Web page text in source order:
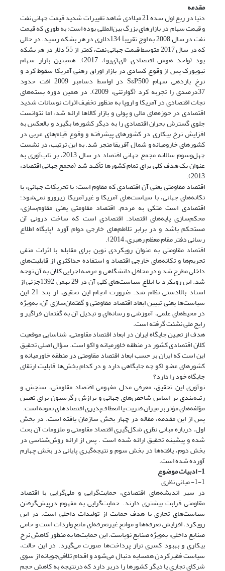
مقدمه
دنیا در ربع اول سده 21 میلادی شاهد تغییرات شدید قیمت جهانی نفت
و قیمت سهام در بازارهای بزرگ بین‌المللی بوده است؛ به طوری که قیمت
نفت در سال 2008 به اوج تقریباً 134‌دلاری در هر بشکه رسید. در حالی
که در سال 2017 متوسط قیمت جهانی نفت، کمتر از 55 دلار در هر بشکه
بود (واحد هوش اقتصادی (ای‌آی‌یو)، 2017). همچنین بازار سهام
نیویورک پس از وقوع کسادی در بازار اوراق رهنی آمریکا سقوط کرد و
نرخ بازدهی سهام S&P500 در اواسط دسامبر 2009 افت حدود
37‌درصدی را تجربه کرد (گوارتنی، 2009). در همین دوره بسته‌های
نجات اقتصادی در آمریکا و اروپا به منظور تخفیف اثرات نوسانات شدید
اقتصادی در حوزه‌های مالی و پولی و بازار کالاها ارائه شد، اما نتوانست
جلوی گسترش بحران اقتصادی را به دیگر کشورها بگیرد و بالعکس به
افزایش نرخ بیکاری در کشورهای پیشرفته و وقوع قیام‌های عربی در
کشورهای خارومیانه و شمال آفریقا منجر شد. به این ترتیب، در نشست
چهل‌وسوم سالانه مجمع جهانی اقتصاد در سال 2013، بر تاب‌آوری به
عنوان یک هدف کلی برای تمام کشورها تأکید شد (مجمع جهانی اقتصاد،
2013).
اقتصاد مقاومتی یعنی آن اقتصادی که مقاوم است؛ با تحریکات جهانی، با
تکانه‌های جهانی، با سیاست‌های آمریکا و غیرآمریکا زیرورو نمی‌شود؛
اقتصادی است متکی به مردم. اقتصاد مقاومتی یعنی مقاوم‌سازی،
محکم‌سازی پایه‌های اقتصاد. اقتصادی است که ساخت درونی آن
مستحکم باشد و در برابر تلاطم‌های خارجی دوام آورد (پایگاه اطلاع
رسانی دفتر مقام معظم رهبری، 2014).
اقتصاد مقاومتی به عنوان رویکردی نوین برای مقابله با اثرات منفی
تحریم‌ها و تکانه‌های خارجی اقتصاد و استفاده حداکثری از قابلیت‌های
داخلی مطرح شد و در محافل دانشگاهی و عرصه اجرایی کلان به آن توجه
شد. این رویکرد با ابلاغ سیاست‌های کلی آن در 29 بهمن 1392جزئی از
اسناد بالادستی نظام شد. ضرورت انجام این تحقیق، از بند 21 این
سیاست‌ها یعنی تبیین ابعاد اقتصاد مقاومتی و گفتمان‌سازی آن، به‌ویژه
در محیط‌های علمی، آموزشی و رسانه‌ای و تبدیل آن به گفتمان فراگیر و
رایج ملی نشئت گرفته است.
هدف از تعیین جایگاه ایران در ابعاد اقتصاد مقاومتی، شناسایی موقعیت
کلان اقتصادی کشور در منطقه خاورمیانه و اکو است. سؤال اصلی تحقیق
این است که ایران بر حسب ابعاد اقتصاد مقاومتی در منطقه خاورمیانه و
کشورهای عضو اکو چه جایگاهی دارد و در کدام بخش‌ها قابلیت ارتقای
جایگاه خود را دارد؟
نوآوری این تحقیق، معرفی مدل مفهومی اقتصاد مقاومتی، سنجش و
رتبه‌بندی بر اساس شاخص‌های جهانی و برازش رگرسیون برای تعیین
مؤلفه‌های مؤثر بر میزان فنریت یا انعطاف‌پذیری اقتصادهای نمونه است.
پس از این مقدمه، مقاله در چهار بخش سازمان یافته است. در بخش
اول، درباره مبانی نظری شکل‌گیری اقتصاد مقاومتی و ملزومات آن بحث
شده و پیشینه تحقیق ارائه شده است . پس از ارائه روش‌شناسی در
بخش دوم، یافته‌ها در بخش سوم و نتیجه‌گیری پایانی در بخش چهارم
آورده شده است.
1- ادبیات موضوع
1-1- مبانی نظری
در سیر اندیشه‌های اقتصادی، حمایت‌گرایی و ملی‌گرایی با اقتصاد
مقاومتی قرابت بیشتری دارند. حمایت‌گرایی به مفهوم درپیش‌گرفتن
سیاست‌های تجاری با هدف حمایت از تولیدات داخلی است. در این
رویکرد، افزایش تعرفه‌ها و موانع غیرتعرفه‌ای مانع واردات است و حامی
صنایع داخلی، به‌ویژه صنایع نوپاست. این حمایت‌ها به منظور کاهش نرخ
بیکاری و بهبود کسری تراز پرداخت‌ها صورت می‌گیرد. در این حالت،
سیاست فقیرکردن همسایه دنبال می‌شود و اقدام تلافی‌جویانه از سوی
شرکای تجاری یا دیگر کشورها را دربر دارد که درنتیجه به کاهش حجم